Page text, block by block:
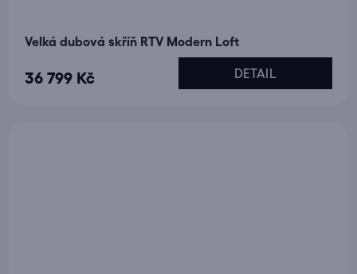
Velká dubová skříň RTV Modern Loft
36 799 Kč DETAIL